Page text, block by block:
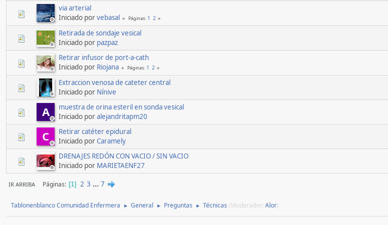
via arterial
Iniciado porvebasal Páginas 1 2
Retirada de sondaje vesical
Iniciado por pazpaz
Retirar infusor de port-a-cath
Iniciado por Riojana Páginas 1 2
Extraccion venosa de cateter central
Iniciado por Nínive
A
muestra de orina esteril en sonda vesical
Iniciado poralejandritapm20
C
Retirar catéter epidural
Iniciado porCaramely
DRENAJES REDÓN CON VACIO / SIN VACIO
Iniciado por MARIETAENF27
IR ARRIBA Páginas 1 2 3 ... 7
Tablonenblanco Comunidad Enfermera ► General ► Preguntas ► Técnicas (Moderador: Alor)